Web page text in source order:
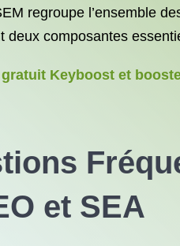
regroupe l’ensemble
deux composantes
Keyboost et
et SEA